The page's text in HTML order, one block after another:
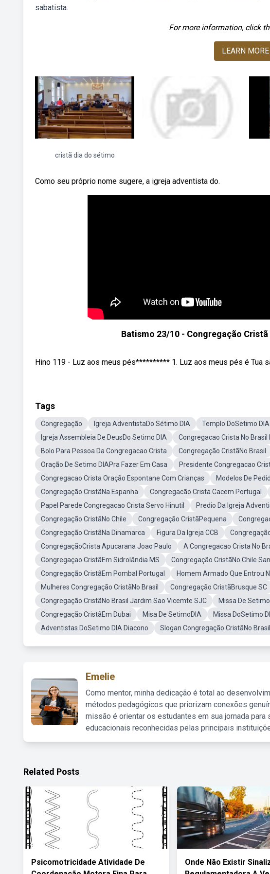
sabatista.
For more information, click
LEARN MORE
cristã dia do sétimo
Como seu próprio nome sugere, a igreja adventista do.
Batismo 23/10 - Congregação
Hino 119 - Luz aos meus pés********** 1. Luz aos meus pés é Tua
Tags
Congregação Igreja AdventistaDo Sétimo DIA Templo DoSetimo DIA
Igreja Assembleia De DeusDo Setimo DIA
Congregacao Crista No Brasil
Bolo Para Pessoa Da Congregacao Crista
Congregação CristãNo Brasil
Oração De Setimo DIAPra Fazer Em Casa
Presidente Congregacao
Congregacao Crista Oração Espontane Com Crianças
Modelos De
Congregação CristãNa Espanha
Congregacão Crista Cacem Portugal
Papel Parede Congregacao Crista Servo Hinutil
Predio Da Igreja
Congregação CristãNo Chile
Congregação CristãPequena
Congregação CristãNa Dinamarca
Figura Da Igreja CCB
CongregaçãoCrista Apucarana Joao Paulo
A Congregacao Crista No
Congregaçao CristãEm Sidrolândia MS
Congregação CristãNo Chile
Congregação CristãEm Pombal Portugal
Homem Armado Que Entrou
Mulheres Congregação CristãNo Brasil
Congregação CristãBrusque SC
Congregação CristãNo Brasil Jardim Sao Vicemte SJC
Missa De
Congregação CristãEm Dubai
Misa De SetimoDIA Missa DoSetimo
Adventistas DoSetimo DIA Diacono
Slogan Congregação CristãNo
Emelie
Como mentor, minha dedicação é total ao
métodos pedagógicos que priorizam conexões
missão é orientar os estudantes em sua jornada
educacionais reconhecidas pelas principais
Related Posts
Psicomotricidade Atividade De
Onde Não Existir